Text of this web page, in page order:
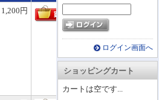
ログイン画面へ
ショッピングカート
カートは空です...
1,200円